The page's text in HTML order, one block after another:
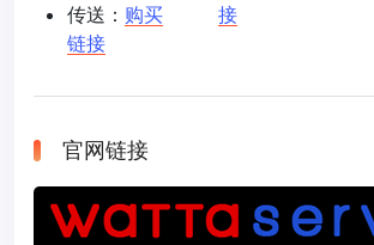
传送： 购买
链接
接
官网链接